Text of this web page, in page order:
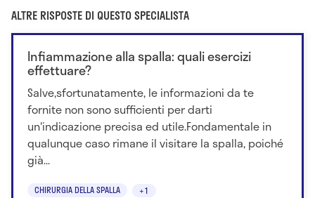
ALTRE RISPOSTE DI QUESTO SPECIALISTA
Infiammazione alla spalla: quali esercizi
effettuare?
Salve,sfortunatamente, le informazioni da te
fornite non sono sufficienti per darti
un'indicazione precisa ed utile.Fondamentale in
qualunque caso rimane il visitare la spalla, poiché
già...
CHIRURGIA DELLA SPALLA +1